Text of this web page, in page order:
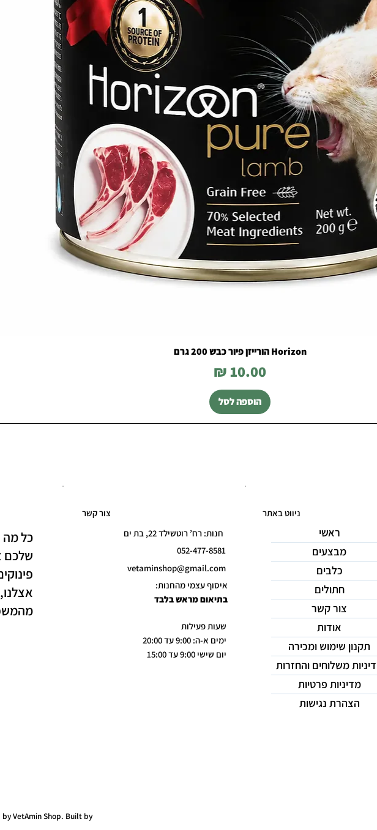
Horizon הורייזן פיור כבש 200 גרם
מחיר
הוספה לסל
כל
שלכם
חנות: רח’ רוטשילד 22, בת ים
052-477-8581
vetaminshop@gmail.com
איסוף עצמי מהחנות:
בתיאום מראש בלבד
שעות פעילות
ימים א-ה: 9:00 עד 20:00
יום שישי 9:00 עד 15:00
צור קשר ניווט באתר
ראשי
מבצעים
כלבים
חתולים
צור קשר
אודות
תקנון שימוש ומכירה
משלוחים והחזרות
מדיניות פרטיות
הצהרת נגישות
VetAmin Shop. Built by